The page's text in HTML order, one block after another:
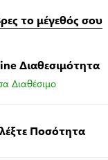
το μέγεθός σου
Διαθεσιμότητα
Διαθέσιμο
Ποσότητα